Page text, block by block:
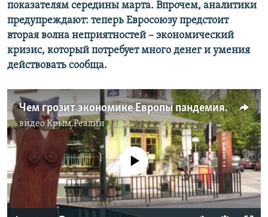
показателям середины марта. Впрочем, аналитики
предупреждают: теперь Евросоюзу предстоит
вторая волна неприятностей – экономический
кризис, который потребует много денег и умения
действовать сообща.
Чем грозит экономике Европы пандемия коронавируса
видеоКрым.Реалии
No media source currently available